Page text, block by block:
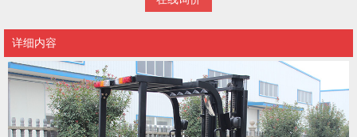
详细内容